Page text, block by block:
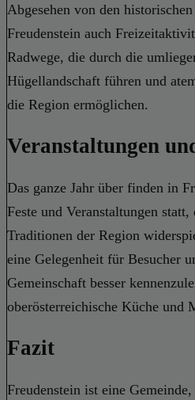
Abgesehen von den
Freudenstein auch
Radwege, die durch die
Hügellandschaft führen und
die Region ermöglichen.
Veranstaltungen
Das ganze Jahr über finden in
Feste und Veranstaltungen
Traditionen der Region
eine Gelegenheit für Besucher
Gemeinschaft besser
oberösterreichische Küche und
Fazit
Freudenstein ist eine